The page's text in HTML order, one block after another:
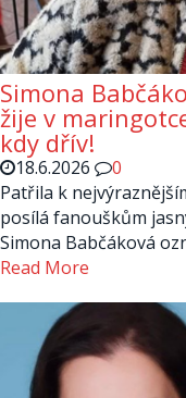
Simona
žije v
kdy dřív!
18.6.2026
0
Patřila k
posílá fanouškům
Simona Babčáková
Read More